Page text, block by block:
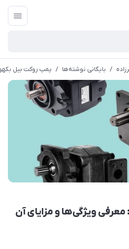
/ بایگانی نوشته‌ها / پمپ روکت بیل
ویژگی‌ها و مزایای آن